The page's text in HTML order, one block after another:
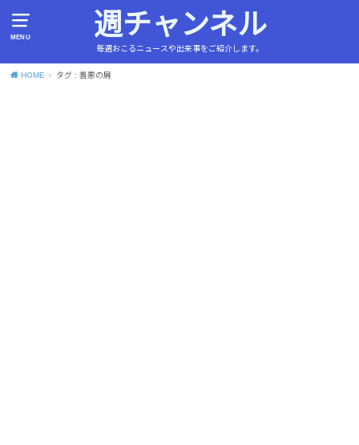
MENU 週チャンネル
毎週おこるニュースや出来事をご紹介します。
HOME タグ : 善悪の屑